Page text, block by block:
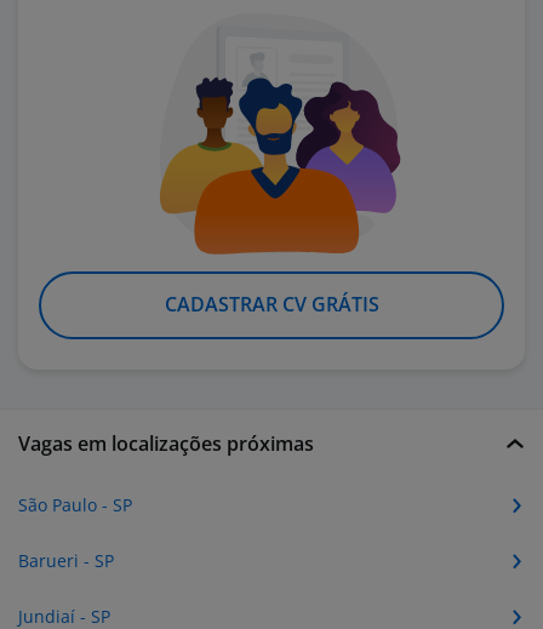
CADASTRAR CV GRÁTIS
Vagas em localizações próximas
São Paulo - SP
Barueri - SP
Jundiaí - SP